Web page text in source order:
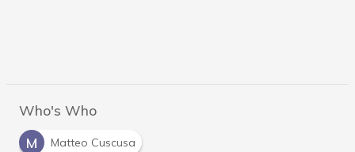
Who's Who
M
Matteo Cuscusa